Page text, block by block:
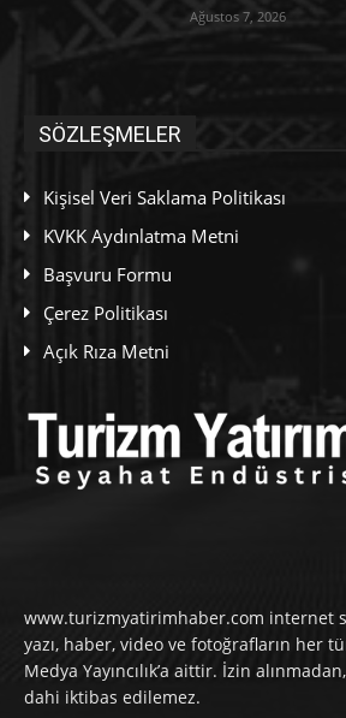
Ağustos 7, 2026
SÖZLEŞMELER
Kişisel Veri Saklama Politikası
KVKK Aydınlatma Metni
Başvuru Formu
Çerez Politikası
Açık Rıza Metni
www.turizmyatirimhaber.com internet
yazı, haber, video ve fotoğrafların her
Medya Yayıncılık’a aittir. İzin
dahi iktibas edilemez.